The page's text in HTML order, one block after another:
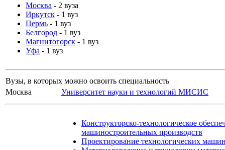
Москва - 2 вуза
Иркутск - 1 вуз
Пермь - 1 вуз
Белгород - 1 вуз
Магнитогорск - 1 вуз
Уфа - 1 вуз
Вузы, в которых можно освоить специальность
Москва
Университет науки и технологий МИСИС
Конструкторско-технологическое
машиностроительных производств
Проектирование технологических